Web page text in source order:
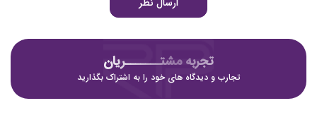
تجربه مشتـــــــریان
تجارب و دیدگاه های خود را به اشتراک بگذارید